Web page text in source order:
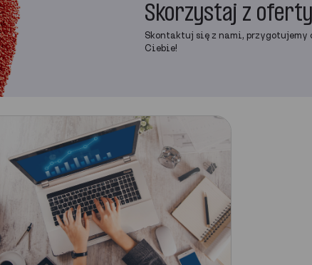
Skorzystaj z
Skontaktuj się z nami, przygotujemy
Ciebie!